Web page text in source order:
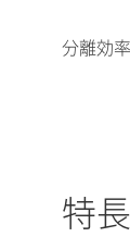
分離効
特長